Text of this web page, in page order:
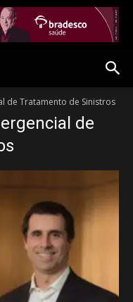
de Tratamento de Sinistros
de